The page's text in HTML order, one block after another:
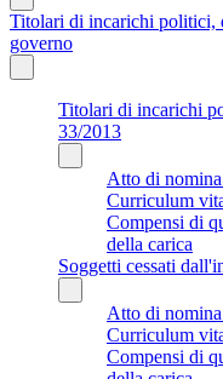
Titolari di incarichi politici,
governo
Titolari di incarichi
33/2013
Atto di
Curriculum
Compensi di
della carica
Soggetti cessati
Atto di
Curriculum
Compensi di